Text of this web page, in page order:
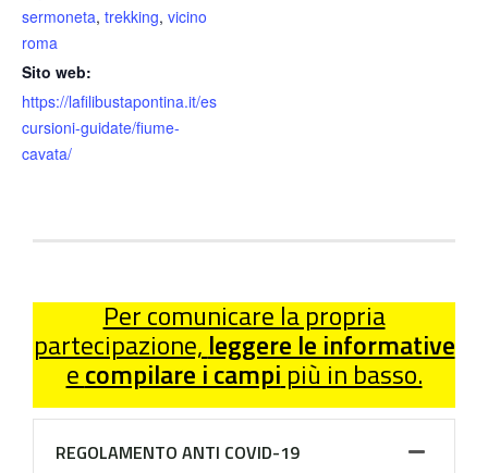
sermoneta, trekking, vicino
roma
Sito web:
https://lafilibustapontina.it/es
cursioni-guidate/fiume-
cavata/
Per comunicare la propria
partecipazione, leggere le informative
ecompilare i campi più in basso.
REGOLAMENTO ANTI COVID-19